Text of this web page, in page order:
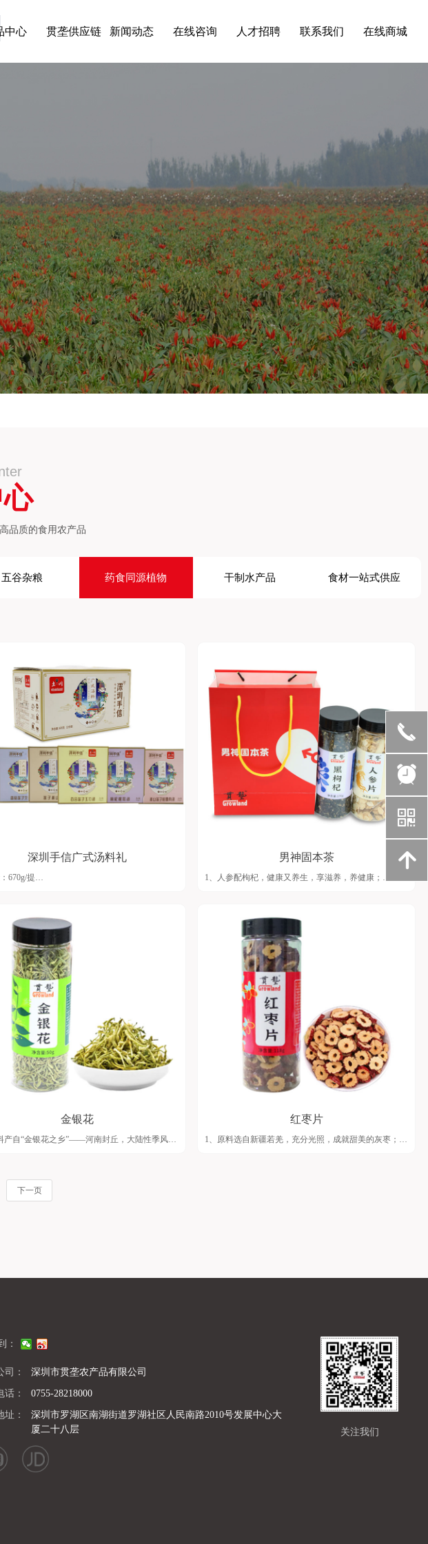
中心 贯垄供应链 新闻动态 在线咨询 人才招聘 联系我们 在线商城
深圳手信广式汤料礼
670g/提
子桂圆肉汤料85g*2
子芡实汤料41g*2
山汤料64g*2
耳汤料16g*2
子玉竹汤料90g*2
男神固本茶
1、人参配枸杞，健康又养生，享滋养，养健康；
3、人参片具有消除疲劳、静心凝神、增强肌力的功效，
提高免疫力，促进血液的活力；
4、包装简约大气，罐口采用冷压封口技术，密封又容易
揭开，防潮生虫、冲泡方便；
5、广东省农产品加工 省级第九工厂生产，大厂制作，
安全有保障，自有SC/FSSC工厂。
金银花
产自“金银花之乡”——河南封丘，大陆性季风气
过程严格按标准手工筛选，保证花朵，均匀饱
整齐;
红枣片
1、原料选自新疆若羌，充分光照，成就甜美的灰枣；
下一页
五谷杂粮 药食同源植物 干制水产品 食材一站式供应
品质的食用农产品
：
关注我们
司： 深圳市贯垄农产品有限公司
话： 0755-28218000
址：
深圳市罗湖区南湖街道罗湖社区人民南路2010号发展中心大
厦二十八层
끅
뀥
낃
녕